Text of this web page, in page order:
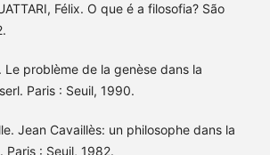
Félix. O que é a filosofia? São
Le problème de la genèse dans la
Paris : Seuil, 1990.
Jean Cavaillès: un philosophe dans la
: Seuil, 1982.